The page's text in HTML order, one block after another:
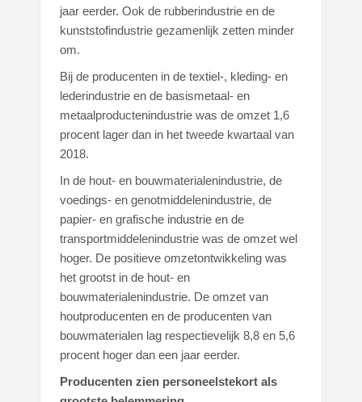
jaar eerder. Ook de rubberindustrie en de
kunststofindustrie gezamenlijk zetten minder
om.
Bij de producenten in de textiel-, kleding- en
lederindustrie en de basismetaal- en
metaalproductenindustrie was de omzet 1,6
procent lager dan in het tweede kwartaal van
2018.
In de hout- en bouwmaterialenindustrie, de
voedings- en genotmiddelenindustrie, de
papier- en grafische industrie en de
transportmiddelenindustrie was de omzet wel
hoger. De positieve omzetontwikkeling was
het grootst in de hout- en
bouwmaterialenindustrie. De omzet van
houtproducenten en de producenten van
bouwmaterialen lag respectievelijk 8,8 en 5,6
procent hoger dan een jaar eerder.
Producenten zien personeelstekort als